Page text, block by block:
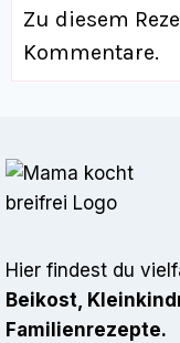
Zu diesem
Kommentare.
Hier findest du
Beikost,
Familienrezepte.